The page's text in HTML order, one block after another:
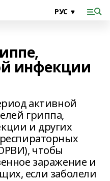
инфекции
активной
гриппа,
и других
чтобы
заражение и
если заболели